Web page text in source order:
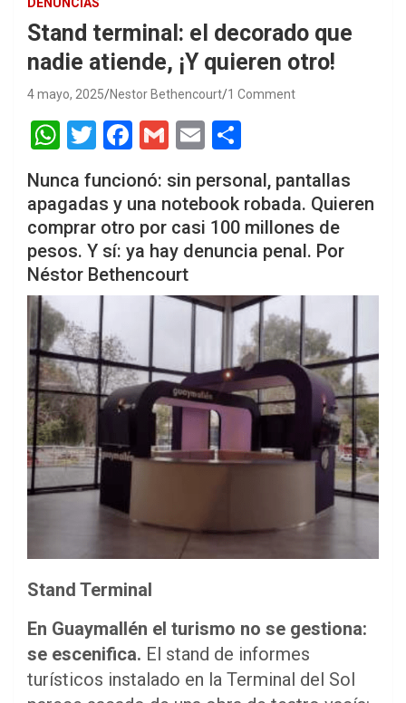
Stand terminal: el decorado que
nadie atiende, ¡Y quieren otro!
4 mayo, 2025 Nestor Bethencourt 1 Comment
W
at
s
A
p
p
T
wi
tt
er
F
ce
b
o
o
G
m
ail
E
ail ar
e
Nunca funcionó: sin personal, pantallas
apagadas y una notebook robada. Quieren
comprar otro por casi 100 millones de
pesos. Y sí: ya hay denuncia penal. Por
Néstor Bethencourt
Stand Terminal
En Guaymallén el turismo no se gestiona:
se escenifica. El stand de informes
turísticos instalado en la Terminal del Sol